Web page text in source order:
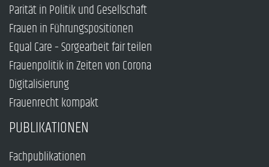
Parität in Politik und Gesellschaft
Frauen in Führungspositionen
Equal Care – Sorgearbeit fair teilen
Frauenpolitik in Zeiten von Corona
Digitalisierung
Frauenrecht kompakt
PUBLIKATIONEN
Fachpublikationen